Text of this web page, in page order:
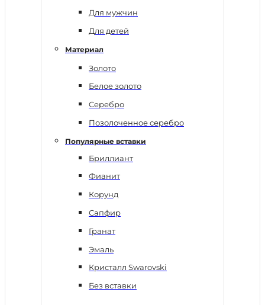
Для мужчин
Для детей
Материал
Золото
Белое золото
Серебро
Позолоченное серебро
Популярные вставки
Бриллиант
Фианит
Корунд
Сапфир
Гранат
Эмаль
Кристалл Swarovski
Без вставки